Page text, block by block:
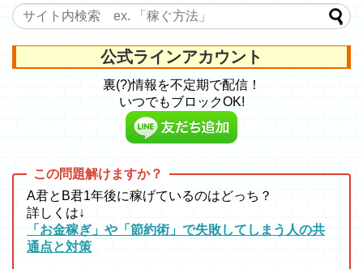
公式ラインアカウント
裏(?)情報を不定期で配信！
いつでもブロックOK!
A君とB君1年後に稼げているのはどっち？
詳しくは↓
「お金稼ぎ」や「節約術」で失敗してしまう人の共
通点と対策